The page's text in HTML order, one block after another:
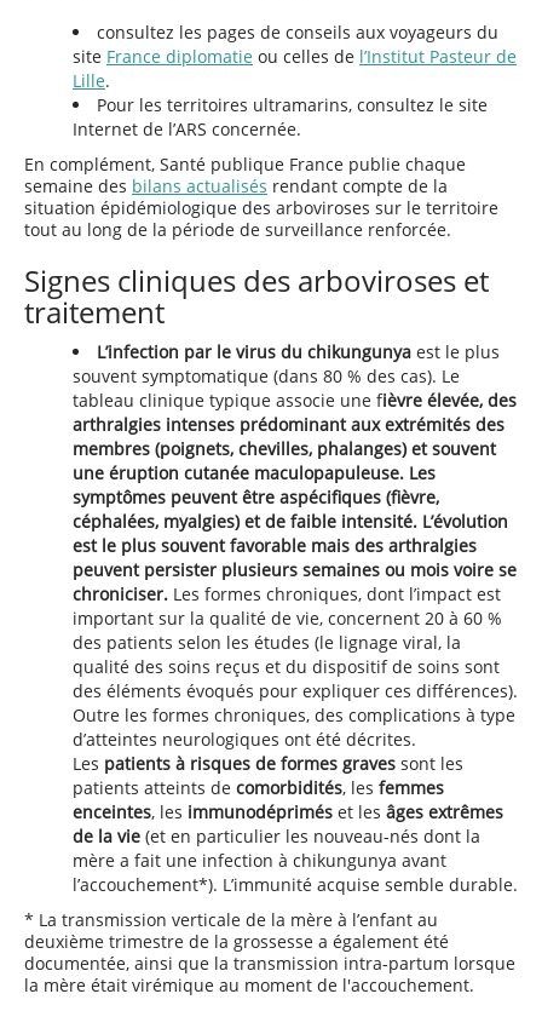
consultez les pages de conseils aux voyageurs du
site France diplomatie ou celles de l’Institut Pasteur de
Lille.
Pour les territoires ultramarins, consultez le site
Internet de l’ARS concernée.
En complément, Santé publique France publie chaque
semaine des bilans actualisés rendant compte de la
situation épidémiologique des arboviroses sur le territoire
tout au long de la période de surveillance renforcée.
Signes cliniques des arboviroses et
traitement
L’infection par le virus du chikungunya est le plus
souvent symptomatique (dans 80 % des cas). Le
tableau clinique typique associe une fièvre élevée, des
arthralgies intenses prédominant aux extrémités des
membres (poignets, chevilles, phalanges) et souvent
une éruption cutanée maculopapuleuse. Les
symptômes peuvent être aspécifiques (fièvre,
céphalées, myalgies) et de faible intensité. L’évolution
est le plus souvent favorable mais des arthralgies
peuvent persister plusieurs semaines ou mois voire se
chroniciser. Les formes chroniques, dont l’impact est
important sur la qualité de vie, concernent 20 à 60 %
des patients selon les études (le lignage viral, la
qualité des soins reçus et du dispositif de soins sont
des éléments évoqués pour expliquer ces différences).
Outre les formes chroniques, des complications à type
d’atteintes neurologiques ont été décrites.
Les patients à risques de formes graves sont les
patients atteints de comorbidités, les femmes
enceintes, les immunodéprimés et les âges extrêmes
de la vie (et en particulier les nouveau-nés dont la
mère a fait une infection à chikungunya avant
l’accouchement*). L’immunité acquise semble durable.
* La transmission verticale de la mère à l’enfant au
deuxième trimestre de la grossesse a également été
documentée, ainsi que la transmission intra-partum lorsque
la mère était virémique au moment de l'accouchement.